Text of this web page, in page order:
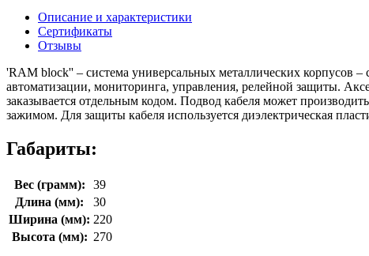
Описание и характеристики
Сертификаты
Отзывы
'RAM block'' – система универсальных металлических корпусов
автоматизации, мониторинга, управления, релейной защиты.
заказывается отдельным кодом. Подвод кабеля может
зажимом. Для защиты кабеля используется диэлектрическая
Габариты:
Вес (грамм):
39
Длина (мм):
30
Ширина (мм): 220
Высота (мм): 270